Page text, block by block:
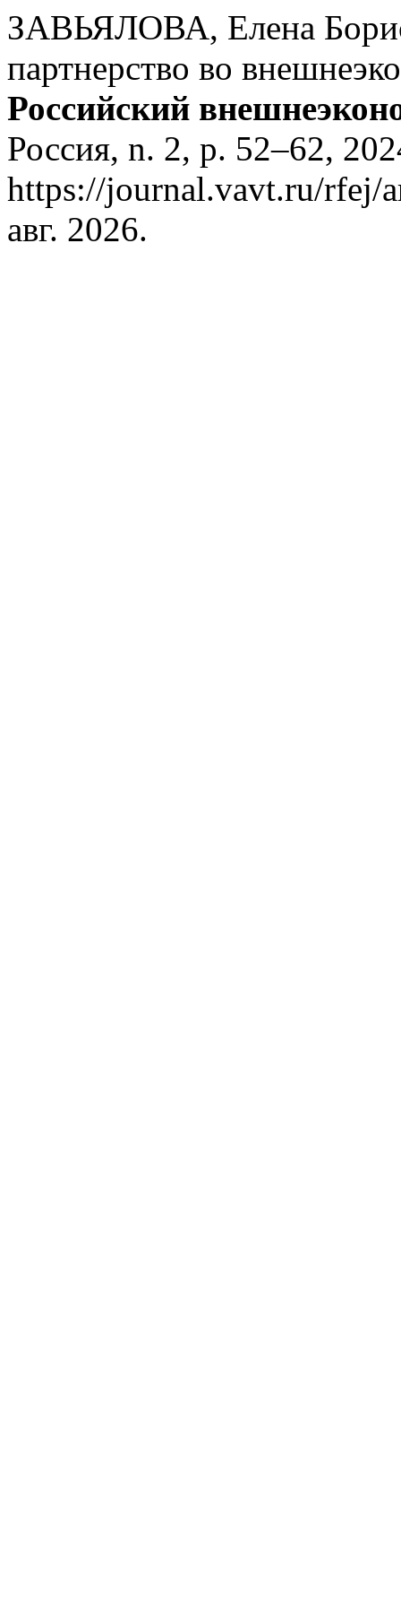
ЗАВЬЯЛОВА, Елена
партнерство во
Российский
Россия, n. 2, p. 52–62,
https://journal.vavt.ru/rfej/
авг. 2026.